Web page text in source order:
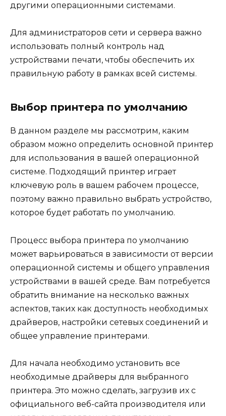
другими операционными системами.
Для администраторов сети и сервера важно
использовать полный контроль над
устройствами печати, чтобы обеспечить их
правильную работу в рамках всей системы.
Выбор принтера по умолчанию
В данном разделе мы рассмотрим, каким
образом можно определить основной принтер
для использования в вашей операционной
системе. Подходящий принтер играет
ключевую роль в вашем рабочем процессе,
поэтому важно правильно выбрать устройство,
которое будет работать по умолчанию.
Процесс выбора принтера по умолчанию
может варьироваться в зависимости от версии
операционной системы и общего управления
устройствами в вашей среде. Вам потребуется
обратить внимание на несколько важных
аспектов, таких как доступность необходимых
драйверов, настройки сетевых соединений и
общее управление принтерами.
Для начала необходимо установить все
необходимые драйверы для выбранного
принтера. Это можно сделать, загрузив их с
официального веб-сайта производителя или